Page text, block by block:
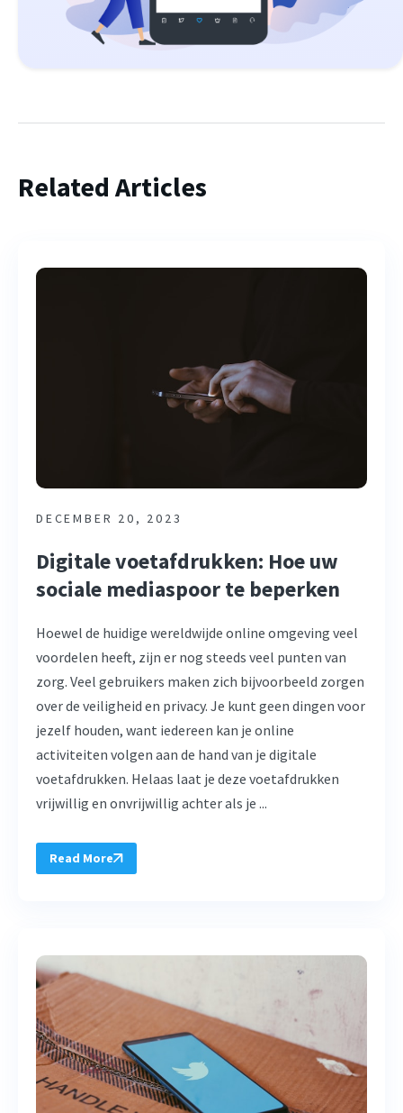
Related Articles
DECEMBER 20, 2023
Digitale voetafdrukken: Hoe uw
sociale mediaspoor te beperken
Hoewel de huidige wereldwijde online omgeving veel
voordelen heeft, zijn er nog steeds veel punten van
zorg. Veel gebruikers maken zich bijvoorbeeld zorgen
over de veiligheid en privacy. Je kunt geen dingen voor
jezelf houden, want iedereen kan je online
activiteiten volgen aan de hand van je digitale
voetafdrukken. Helaas laat je deze voetafdrukken
vrijwillig en onvrijwillig achter als je ...
Read More